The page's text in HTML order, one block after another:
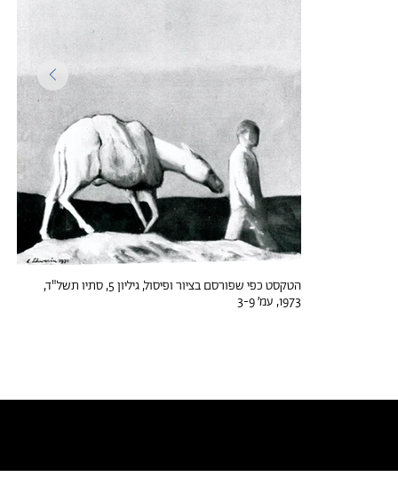
הטקסט כפי שפורסם בציור ופיסול, גיליון 5, סתיו תשל"ד,
1973, עמ׳ 3-9